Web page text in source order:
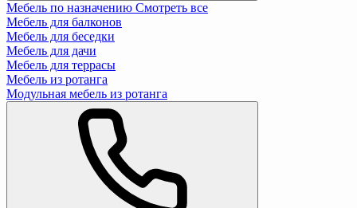
Мебель по назначению Смотреть все
Мебель для балконов
Мебель для беседки
Мебель для дачи
Мебель для террасы
Мебель из ротанга
Модульная мебель из ротанга